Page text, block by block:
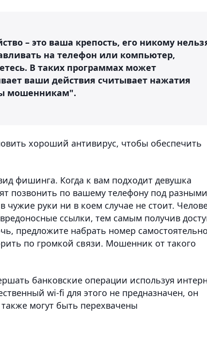
– это ваша крепость, его никому
на телефон или компьютер,
В таких программах может
ваши действия считывает нажатия
мошенникам".
хороший антивирус, чтобы обеспечить
фишинга. Когда к вам подходит девушка
позвонить по вашему телефону под разными
чужие руки ни в коем случае не стоит.
ссылки, тем самым получив
предложите набрать номер
по громкой связи. Мошенник от такого
банковские операции используя
wi-fi для этого не предназначен, он
могут быть перехвачены